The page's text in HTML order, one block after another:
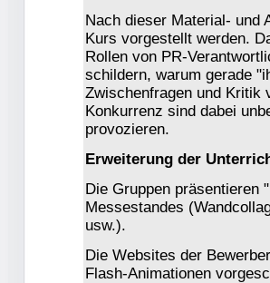
Nach dieser Material- und
Kurs vorgestellt werden.
Rollen von PR-
schildern, warum gerade
Zwischenfragen und Kritik
Konkurrenz sind dabei
provozieren.
Erweiterung der
Die Gruppen präsentieren
Messestandes
usw.).
Die Websites der
Flash-Animationen